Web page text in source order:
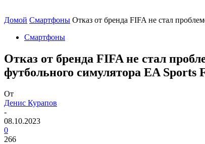
Домой Смартфоны Отказ от бренда FIFA не стал
Смартфоны
Отказ от бренда FIFA не стал
футбольного симулятора EA Sports
От
Денис Курапов
-
08.10.2023
0
266